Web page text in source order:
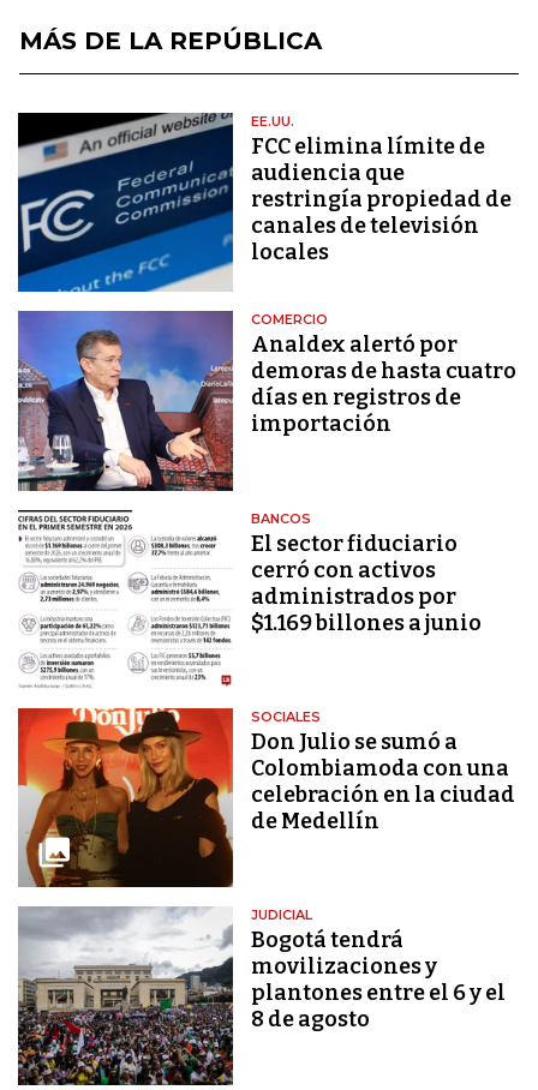
MÁS DE LA REPÚBLICA
EE.UU.
FCC elimina límite de
audiencia que
restringía propiedad de
canales de televisión
locales
COMERCIO
Analdex alertó por
demoras de hasta cuatro
días en registros de
importación
BANCOS
El sector fiduciario
cerró con activos
administrados por
$1.169 billones a junio
SOCIALES
Don Julio se sumó a
Colombiamoda con una
celebración en la ciudad
de Medellín
JUDICIAL
Bogotá tendrá
movilizaciones y
plantones entre el 6 y el
8 de agosto